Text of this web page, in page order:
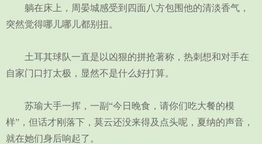
躺在床上，周晏城感受到四面八方包围他的清淡香气，
突然觉得哪儿哪儿都别扭。
土耳其球队一直是以凶狠的拼抢著称，热刺想和对手在
自家门口打太极，显然不是什么好打算。
苏瑜大手一挥，一副“今日晚食，请你们吃大餐的模
样”，但话才刚落下，莫云还没来得及点头呢，夏纳的声音，
就在她们身后响起了。